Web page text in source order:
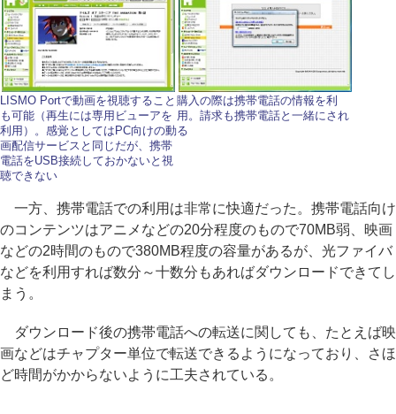
LISMO Portで動画を視聴すること
も可能（再生には専用ビューアを
利用）。感覚としてはPC向けの動
画配信サービスと同じだが、携帯
電話をUSB接続しておかないと視
聴できない
購入の際は携帯電話の情報を利
用。請求も携帯電話と一緒にされ
る
一方、携帯電話での利用は非常に快適だった。携帯電話向け
のコンテンツはアニメなどの20分程度のもので70MB弱、映画
などの2時間のもので380MB程度の容量があるが、光ファイバ
などを利用すれば数分～十数分もあればダウンロードできてし
まう。
ダウンロード後の携帯電話への転送に関しても、たとえば映
画などはチャプター単位で転送できるようになっており、さほ
ど時間がかからないように工夫されている。